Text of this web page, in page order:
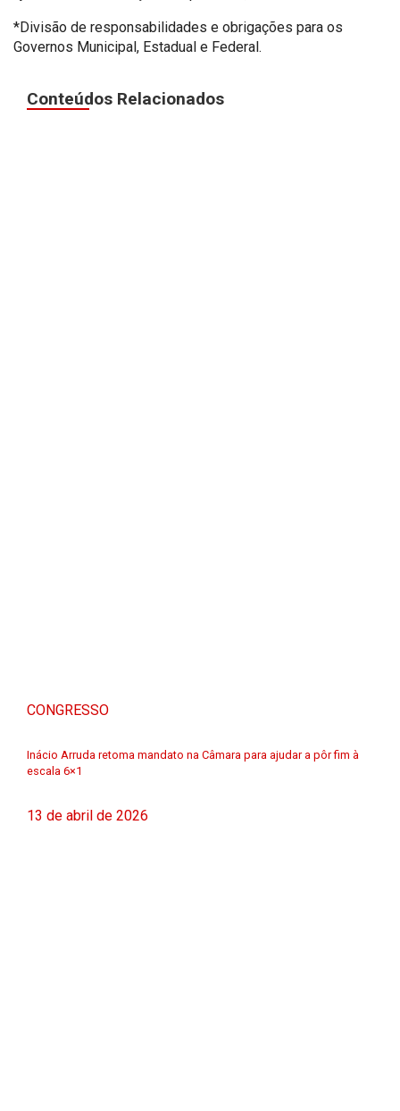
*Divisão de responsabilidades e obrigações para os
Governos Municipal, Estadual e Federal.
Conteúdos Relacionados
CONGRESSO
Inácio Arruda retoma mandato na Câmara para ajudar a pôr fim à
escala 6×1
13 de abril de 2026